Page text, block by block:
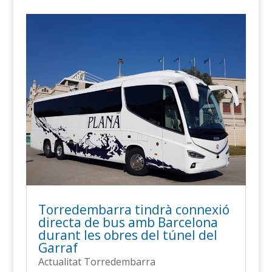
Torredembarra tindrà connexió
directa de bus amb Barcelona
durant les obres del túnel del
Garraf
Actualitat Torredembarra